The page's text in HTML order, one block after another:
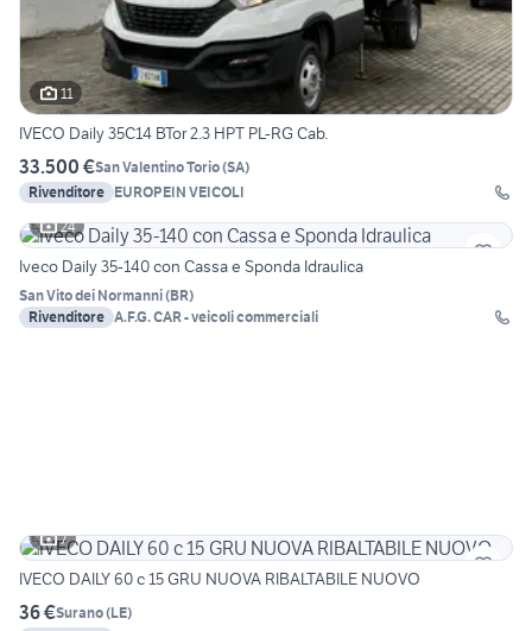
11
IVECO Daily 35C14 BTor 2.3 HPT PL-RG Cab.
33.500 €San Valentino Torio(SA)
Rivenditore EUROPEIN VEICOLI
24
Iveco Daily 35-140 con Cassa e Sponda Idraulica
San Vito dei Normanni(BR)
Rivenditore A.F.G. CAR - veicoli commerciali
7
IVECO DAILY 60 c 15 GRU NUOVA RIBALTABILE NUOVO
36 €Surano(LE)